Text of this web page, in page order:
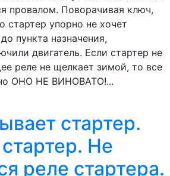
провалом. Поворачивая ключ,
стартер упорно не хочет
пункта назначения,
двигатель. Если стартер не
реле не щелкает зимой, то все
ОНО НЕ ВИНОВАТО!...
стартер.
Не
реле стартера.